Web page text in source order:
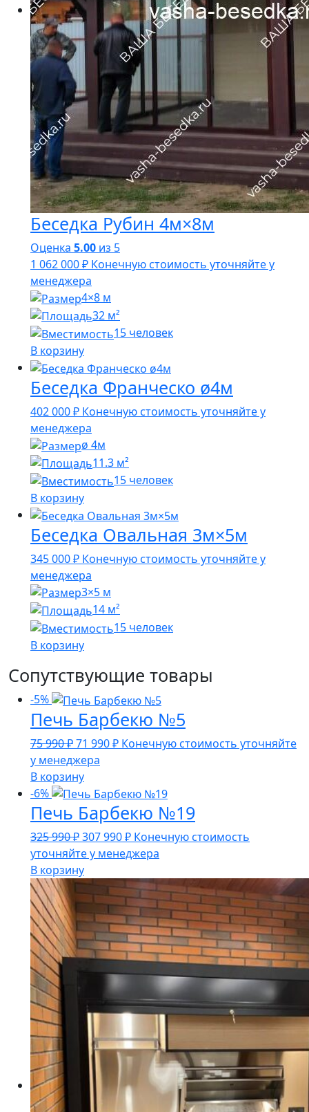
Беседка Рубин 4м×8м
Оценка 5.00 из 5
1 062 000₽ Конечную стоимость уточняйте у
менеджера
4×8 м
32 м²
15 человек
В корзину
Беседка Франческо ø4м
402 000₽ Конечную стоимость уточняйте у
менеджера
ø 4м
11.3 м²
15 человек
В корзину
Беседка Овальная 3м×5м
345 000₽ Конечную стоимость уточняйте у
менеджера
3×5 м
14 м²
15 человек
В корзину
Сопутствующие товары
-5%
Печь Барбекю №5
75 990₽Первоначальная
цена
составляла
75
990 ₽.
71 990₽Текущая
990 ₽.
Конечную стоимость уточняйте
у менеджера
В корзину
-6%
Печь Барбекю №19
325 990₽Первоначальная
цена
составляла
325
990 ₽.
307 990₽Текущая
цена:
990 ₽.
Конечную стоимость
уточняйте у менеджера
В корзину